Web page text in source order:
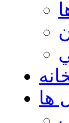
ها